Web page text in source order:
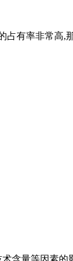
有率非常高,
含量等因素